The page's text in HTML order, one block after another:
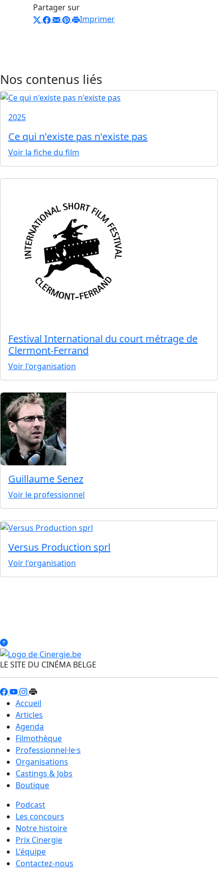
Partager sur
Imprimer
Nos contenus liés
2025
Ce qui n'existe pas n'existe pas
Voir la fiche du film
Festival International du court métrage de
Clermont-Ferrand
Voir l'organisation
Guillaume Senez
Voir le professionnel
Versus Production sprl
Voir l'organisation
LE SITE DU CINÉMA BELGE
Accueil
Articles
Agenda
Filmothèque
Professionnel·le·s
Organisations
Castings & Jobs
Boutique
Podcast
Les concours
Notre histoire
Prix Cinergie
L'équipe
Contactez-nous